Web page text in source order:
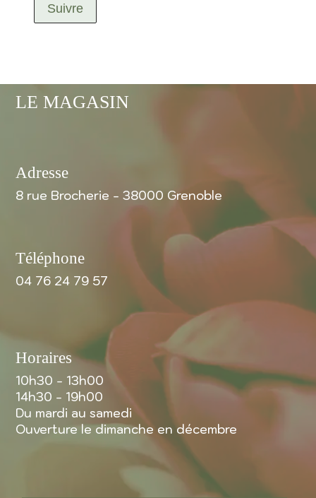
Suivre
LE MAGASIN
Adresse
8 rue Brocherie - 38000 Grenoble
Téléphone
04 76 24 79 57
Horaires
10h30 - 13h00
14h30 - 19h00
Du mardi au samedi
Ouverture le dimanche en décembre